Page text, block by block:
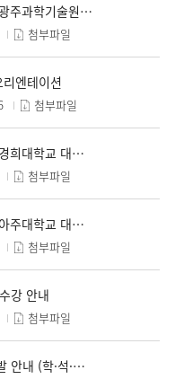
[학사/학점교류] 2026학년도 제2학기 광주과학기술원 대학원 학점교류 시행 안내
첨부파일
엔테이션
첨부파일
[학사/학점교류] 2026학년도 제2학기 경희대학교 대학원 학점교류 시행 안내
첨부파일
[학사/학점교류] 2026학년도 제2학기 아주대학교 대학원 학점교류 시행 안내
첨부파일
강 안내
첨부파일
2027학년도 전기 각 학위 연계과정 선발 안내 (학·석·박사통합 / 학·석사 연계과정)